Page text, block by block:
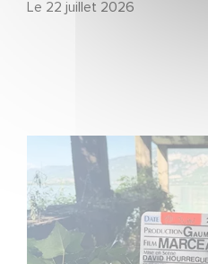
Le 22 juillet 2026
Le tournage de la mini-série
a débuté